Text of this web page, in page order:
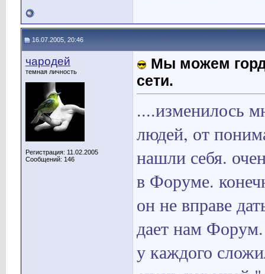
16.07.2005, 20:46
чародей
темная личность
Регистрация: 11.02.2005
Сообщений: 146
Мы можем
сети.
....изменилось
людей, от
нашли себя.
в Форуме.
он не вправе
дает нам Форум.
у каждого